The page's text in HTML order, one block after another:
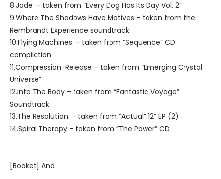
8.Jade - taken from “Every Dog Has Its Day Vol. 2”
9.Where The Shadows Have Motives – taken from the
Rembrandt Experience soundtrack.
10.Flying Machines - taken from “Sequence” CD
compilation
11.Compression-Release – taken from “Emerging Crystal
Universe”
12.Into The Body – taken from “Fantastic Voyage”
Soundtrack
13.The Resolution - taken from “Actual” 12” EP (2)
14.Spiral Therapy – taken from “The Power” CD
[Booket] And